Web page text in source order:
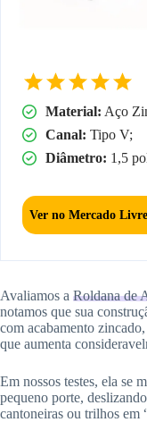
Material: Aço
Canal: Tipo V;
Diâmetro: 1,5
Ver no Mercado Livre
Avaliamos a Roldana de
notamos que sua
com acabamento
que aumenta
Em nossos testes, ela se
pequeno porte,
cantoneiras ou trilhos em